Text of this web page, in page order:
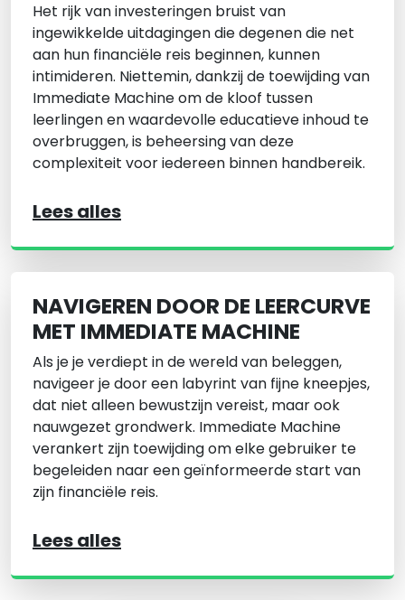
Het rijk van investeringen bruist van
ingewikkelde uitdagingen die degenen die net
aan hun financiële reis beginnen, kunnen
intimideren. Niettemin, dankzij de toewijding van
Immediate Machine om de kloof tussen
leerlingen en waardevolle educatieve inhoud te
overbruggen, is beheersing van deze
complexiteit voor iedereen binnen handbereik.
Lees alles
NAVIGEREN DOOR DE LEERCURVE
MET IMMEDIATE MACHINE
Als je je verdiept in de wereld van beleggen,
navigeer je door een labyrint van fijne kneepjes,
dat niet alleen bewustzijn vereist, maar ook
nauwgezet grondwerk. Immediate Machine
verankert zijn toewijding om elke gebruiker te
begeleiden naar een geïnformeerde start van
zijn financiële reis.
Lees alles